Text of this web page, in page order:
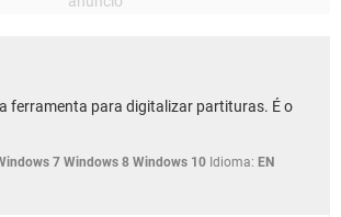
ferramenta para digitalizar partituras. É o
7 Windows 8 Windows 10 Idioma: EN